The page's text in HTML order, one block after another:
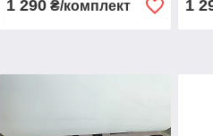
1 290₴/комплект 1